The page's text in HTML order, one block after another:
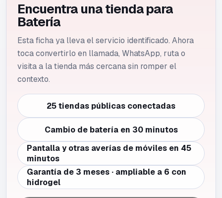
Encuentra una tienda para
Batería
Esta ficha ya lleva el servicio identificado. Ahora
toca convertirlo en llamada, WhatsApp, ruta o
visita a la tienda más cercana sin romper el
contexto.
25 tiendas públicas conectadas
Cambio de batería en 30 minutos
Pantalla y otras averías de móviles en 45
minutos
Garantía de 3 meses · ampliable a 6 con
hidrogel